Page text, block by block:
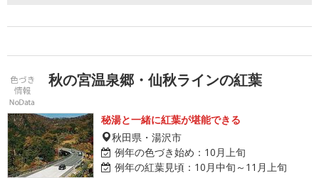
秋の宮温泉郷・仙秋ラインの紅葉
秘湯と一緒に紅葉が堪能できる
秋田県・湯沢市
例年の色づき始め： 10月上旬
例年の紅葉見頃： 10月中旬～11月上旬